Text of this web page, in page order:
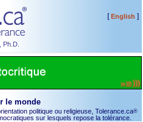
Ph.D.
[English ]
le monde
politique ou religieuse, Tolerance.ca®
sur lesquels repose la tolérance.